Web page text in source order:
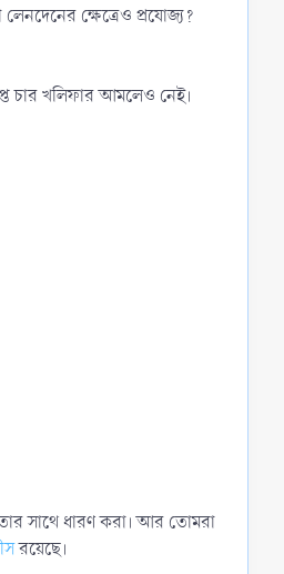
ক্ষেত্রেও প্রযোজ্য?
চার খলিফার আমলেও নেই।
সাথে ধারণ করা। আর তোমরা
রয়েছে।